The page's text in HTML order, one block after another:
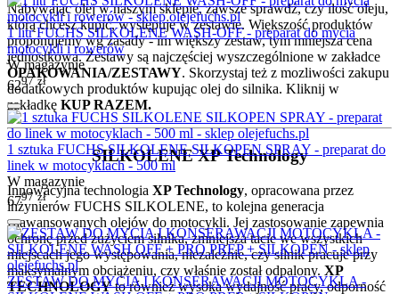
Nabywając olej w naszym sklepie, zawsze sprawdź, czy ilość oleju,
którą chcesz kupić, występuje w zestawie. Większość produktów
proponujemy wg zasady - im większy zestaw, tym mniejsza cena
jednostkowa. Zestawy są najczęściej wyszczególnione w zakładce
OPAKOWANIA/ZESTAWY. Skorzystaj też z mozliwości zakupu
dodatkowych produktów kupując olej do silnika. Kliknij w
zakładkę KUP RAZEM.
SILKOLENE XP Technology
Innowacyjna technologia XP Technology, opracowana przez
inżynierów FUCHS SILKOLENE, to kolejna generacja
zaawansowanych olejów do motocykli. Jej zastosowanie zapewnia
ochronę przed zużyciem silnika, zmniejsza tacie we wszystkich
miejscach jego występowania, niezależnie, czy silnik pracuje przy
maksymalnym obciążeniu, czy właśnie został odpalony. XP
TECHNOLOGYto również wysoka wydajność pracy, odporność
1 litr FUCHS SILKOLENE WASH-OFF - preparat do mycia
motocykli i rowerów
W magazynie
6297 zł
1 sztuka FUCHS SILKOLENE SILKOPEN SPRAY - preparat do
linek w motocyklach - 500 ml
W magazynie
6797 zł
ZESTAW DO MYCIA I KONSERAWACJI MOTOCYKLA -